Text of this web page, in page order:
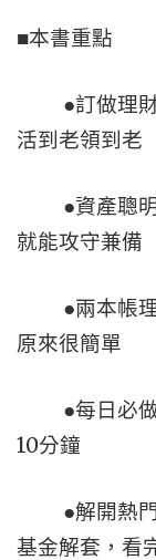
■本書重點
●訂做理財
活到老領到老
●資產聰明
就能攻守兼備
●兩本帳理
原來很簡單
●每日必做
10分鐘
●解開熱門
基金解套，看